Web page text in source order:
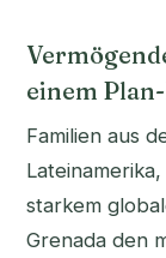
einem
Familien aus
starkem
Grenada den